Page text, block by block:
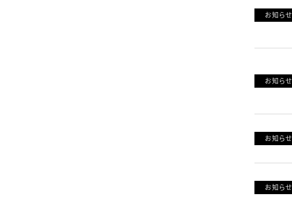
お知らせ
お知らせ
お知らせ
お知らせ